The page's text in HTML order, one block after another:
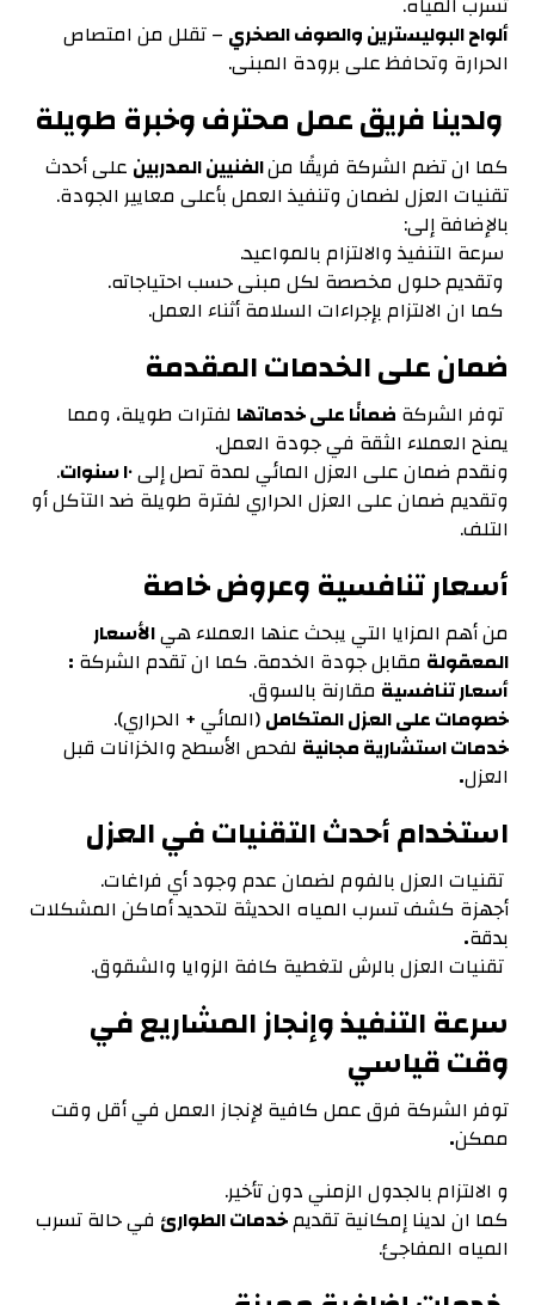
ألواح البوليسترين والصوف الصخري – تقلل من امتصاص
الحرارة وتحافظ على برودة المبنى.
ولدينا فريق عمل محترف وخبرة طويلة
كما ان تضم الشركة فريقًا منالفنيين المدربين على أحدث
تقنيات العزل لضمان وتنفيذ العمل بأعلى معايير الجودة.
بالإضافة إلى:
سرعة التنفيذ والالتزام بالمواعيد.
وتقديم حلول مخصصة لكل مبنى حسب احتياجاته.
كما ان الالتزام بإجراءات السلامة أثناء العمل.
ضمان على الخدمات المقدمة
توفر الشركة ضمانًا على خدماتها لفترات طويلة، ومما
يمنح العملاء الثقة في جودة العمل.
ونقدم ضمان على العزل المائي لمدة تصل إلى١٠ سنوات
.
وتقديم ضمان على العزل الحراري لفترة طويلة ضد التآكل أو
التلف.
أسعار تنافسية وعروض خاصة
من أهم المزايا التي يبحث عنها العملاء هيالأسعار
المعقولة مقابل جودة الخدمة. كما ان تقدم الشركة :
أسعار تنافسية مقارنة بالسوق.
خصومات على العزل المتكامل(المائي + الحراري).
خدمات استشارية مجانية لفحص الأسطح والخزانات قبل
العزل.
استخدام أحدث التقنيات في العزل
تقنيات العزل بالفوم لضمان عدم وجود أي فراغات.
أجهزة كشف تسرب المياه الحديثة لتحديد أماكن المشكلات
بدقة.
تقنيات العزل بالرش لتغطية كافة الزوايا والشقوق.
سرعة التنفيذ وإنجاز المشاريع في
وقت قياسي
توفر الشركة فرق عمل كافية لإنجاز العمل في أقل وقت
ممكن.
و الالتزام بالجدول الزمني دون تأخير.
كما ان لدينا إمكانية تقديمخدمات الطوارئ في حالة تسرب
المياه المفاجئ.